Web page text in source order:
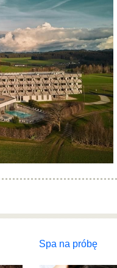
Spa na próbę